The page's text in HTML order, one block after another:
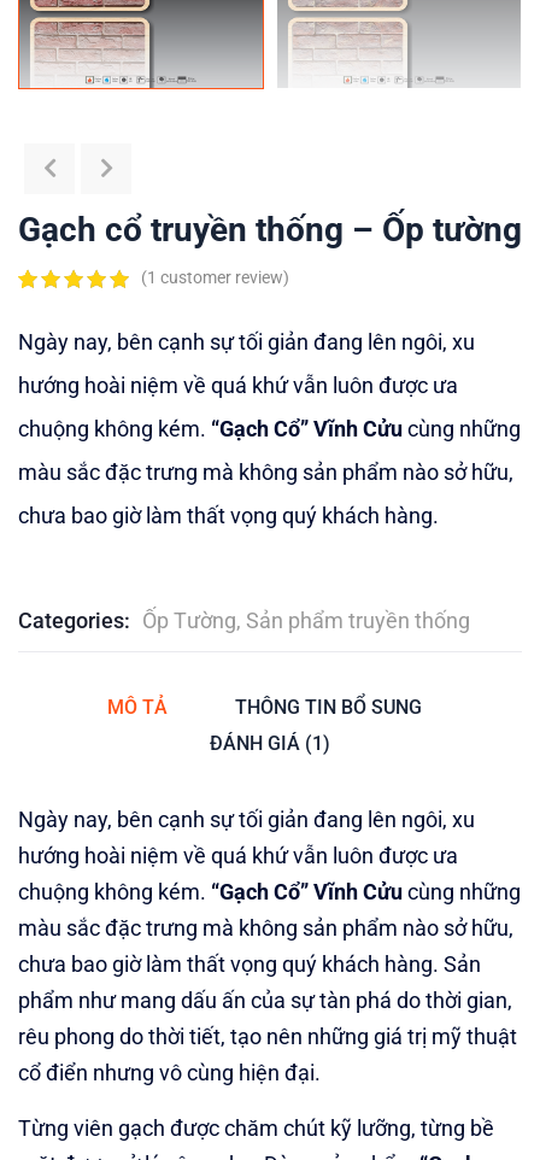
Gạch cổ truyền thống – Ốp tường
based on
customer
rating
(1 customer review)
Ngày nay, bên cạnh sự tối giản đang lên ngôi, xu
hướng hoài niệm về quá khứ vẫn luôn được ưa
chuộng không kém. “Gạch Cổ” Vĩnh Cửucùng những
màu sắc đặc trưng mà không sản phẩm nào sở hữu,
chưa bao giờ làm thất vọng quý khách hàng.
Categories: Ốp Tường, Sản phẩm truyền thống
MÔ TẢ
THÔNG TIN BỔ SUNG
ĐÁNH GIÁ (1)
Ngày nay, bên cạnh sự tối giản đang lên ngôi, xu
hướng hoài niệm về quá khứ vẫn luôn được ưa
chuộng không kém. “Gạch Cổ”Vĩnh Cửucùng những
màu sắc đặc trưng mà không sản phẩm nào sở hữu,
chưa bao giờ làm thất vọng quý khách hàng. Sản
phẩm như mang dấu ấn của sự tàn phá do thời gian,
rêu phong do thời tiết, tạo nên những giá trị mỹ thuật
cổ điển nhưng vô cùng hiện đại.
Từng viên gạch được chăm chút kỹ lưỡng, từng bề